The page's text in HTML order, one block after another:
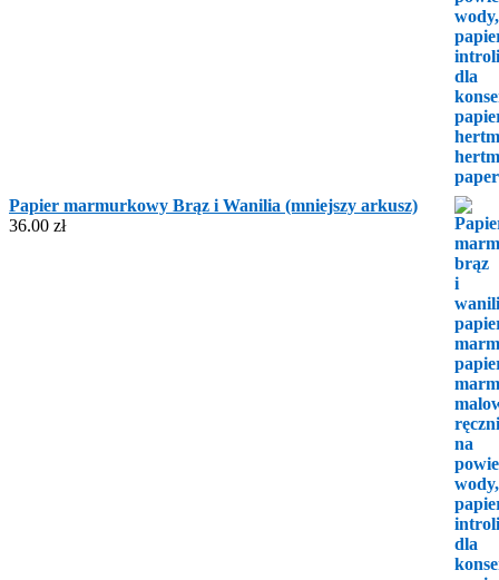
Papier marmurkowy Brąz i Wanilia (mniejszy arkusz)
36.00 zł